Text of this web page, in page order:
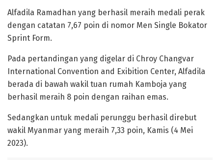
Alfadila Ramadhan yang berhasil meraih medali perak
dengan catatan 7,67 poin di nomor Men Single Bokator
Sprint Form.
Pada pertandingan yang digelar di Chroy Changvar
International Convention and Exibition Center, Alfadila
berada di bawah wakil tuan rumah Kamboja yang
berhasil meraih 8 poin dengan raihan emas.
Sedangkan untuk medali perunggu berhasil direbut
wakil Myanmar yang meraih 7,33 poin, Kamis (4 Mei
2023).